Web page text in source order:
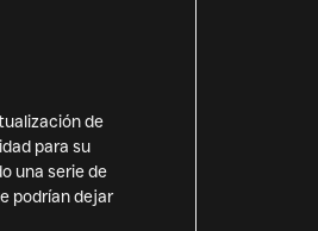
de
para su
una serie de
podrían dejar